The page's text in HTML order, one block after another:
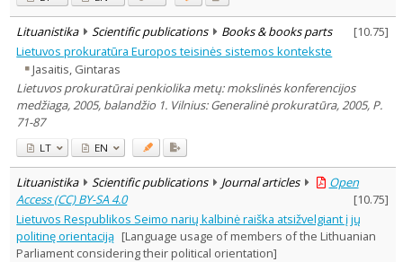
Lituanistika Scientific publications Books & books parts [10.75]
Lietuvos prokuratūra Europos teisinės sistemos kontekste
Jasaitis, Gintaras
Lietuvos prokuratūrai penkiolika metų: mokslinės konferencijos
medžiaga, 2005, balandžio 1. Vilnius: Generalinė prokuratūra, 2005, P.
71-87
LT EN
Lituanistika Scientific publications Journal articles
Open
Access (CC) BY-SA 4.0
[10.75]
Lietuvos Respublikos Seimo narių kalbinė raiška atsižvelgiant į jų
politinę orientaciją [Language usage of members of the Lithuanian
Parliament considering their political orientation]